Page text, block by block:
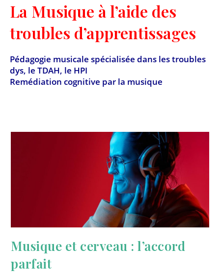
La Musique à l’aide des
troubles d’apprentissages
Pédagogie musicale spécialisée dans les troubles
dys, le TDAH, le HPI
Remédiation cognitive par la musique
Musique et cerveau : l’accord
parfait